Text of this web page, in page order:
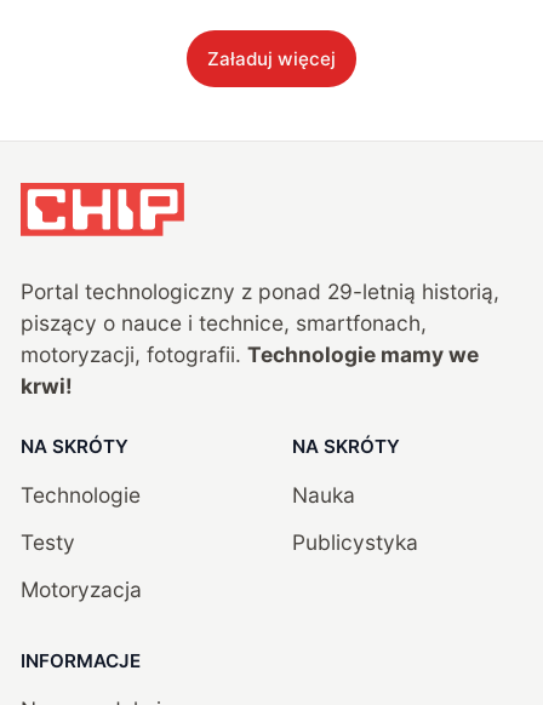
Załaduj więcej
Portal technologiczny z ponad 29-letnią historią,
piszący o nauce i technice, smartfonach,
motoryzacji, fotografii. Technologie mamy we
krwi!
NA SKRÓTY
Technologie
Testy
Motoryzacja
NA SKRÓTY
Nauka
Publicystyka
INFORMACJE